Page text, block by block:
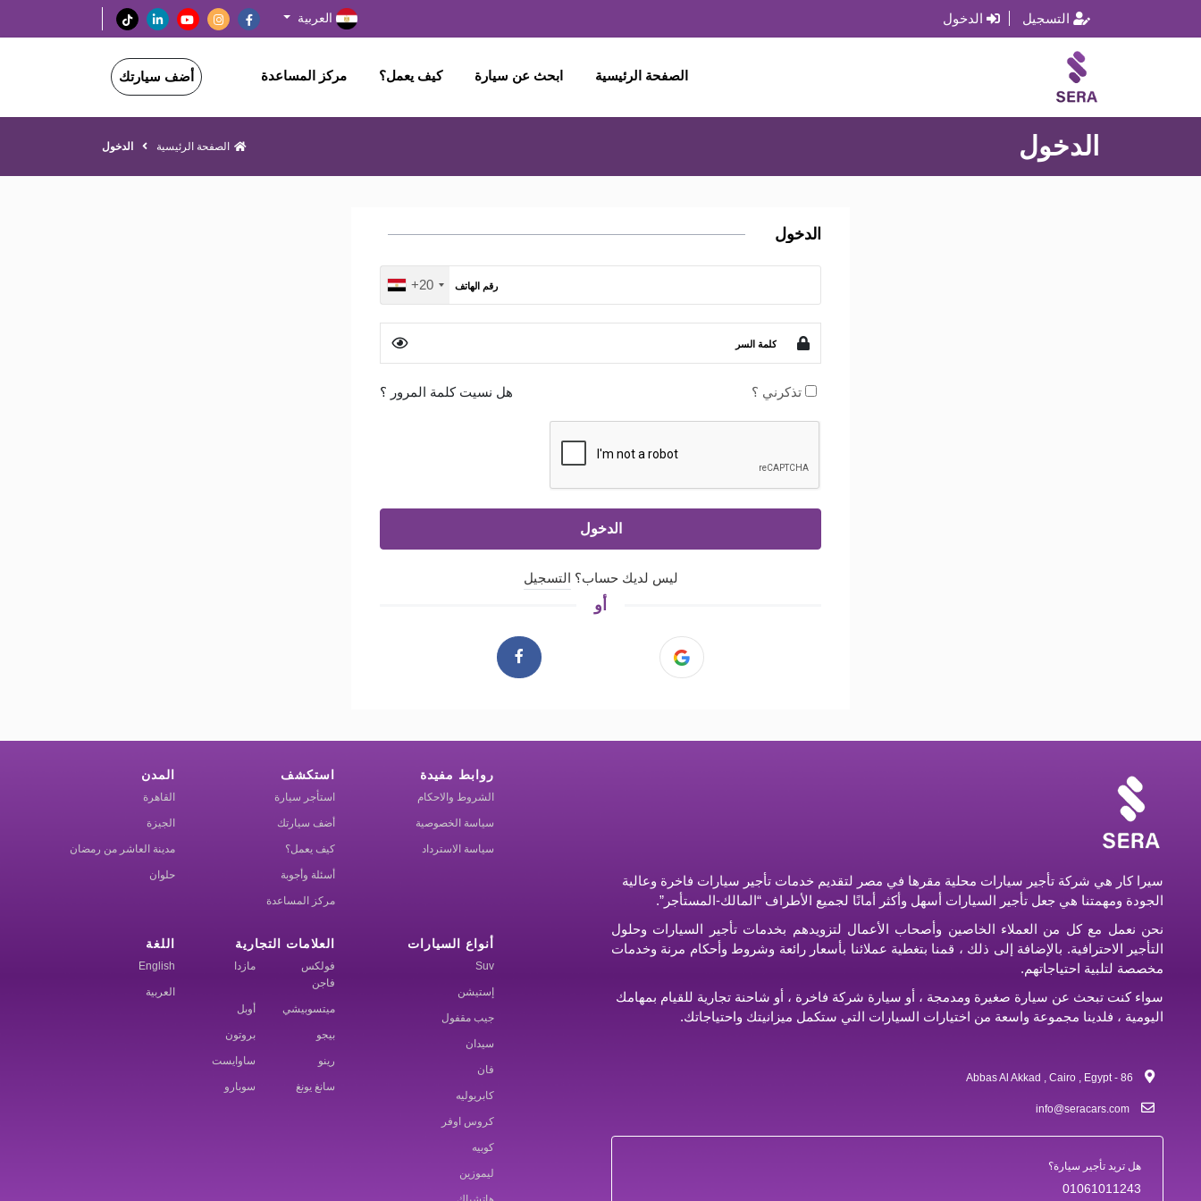
التسجيل الدخول العربية
الصفحة الرئيسية ابحث عن سيارة كيف يعمل؟ مركز المساعدة أضف سيارتك
الدخول الصفحة الرئيسية الدخول
الدخول
+20
تذكرني ؟ هل نسيت كلمة المرور ؟
الدخول
ليس لديك حساب؟ التسجيل
أو
سيرا كار هي شركة تأجير سيارات محلية مقرها في مصر لتقديم خدمات تأجير سيارات فاخرة وعالية
الجودة ومهمتنا هي جعل تأجير السيارات أسهل وأكثر أمانًا لجميع الأطراف “المالك-المستأجر”.
نحن نعمل مع كل من العملاء الخاصين وأصحاب الأعمال لتزويدهم بخدمات تأجير السيارات وحلول
التأجير الاحترافية. بالإضافة إلى ذلك ، قمنا بتغطية عملائنا بأسعار رائعة وشروط وأحكام مرنة وخدمات
مخصصة لتلبية احتياجاتهم.
سواء كنت تبحث عن سيارة صغيرة ومدمجة ، أو سيارة شركة فاخرة ، أو شاحنة تجارية للقيام بمهامك
اليومية ، فلدينا مجموعة واسعة من اختيارات السيارات التي ستكمل ميزانيتك واحتياجاتك.
info@seracars.com
هل تريد تأجير سيارة؟
01061011243
روابط مفيدة
الشروط والاحكام
سياسة الخصوصية
سياسة الاسترداد
استكشف
استأجر سيارة
أضف سيارتك
كيف يعمل؟
أسئلة وأجوبة
مركز المساعدة
المدن
القاهرة
الجيزة
مدينة العاشر من رمضان
حلوان
أنواع السيارات
Suv
إستيشن
جيب مقفول
سيدان
فان
كابريوليه
كروس اوفر
كوبيه
ليموزين
العلامات التجارية
فولكس
فاجن
مازدا
ميتسوبيشي أوبل
بيجو بروتون
رينو ساوايست
سانغ يونغ سوبارو
اللغة
English
العربية